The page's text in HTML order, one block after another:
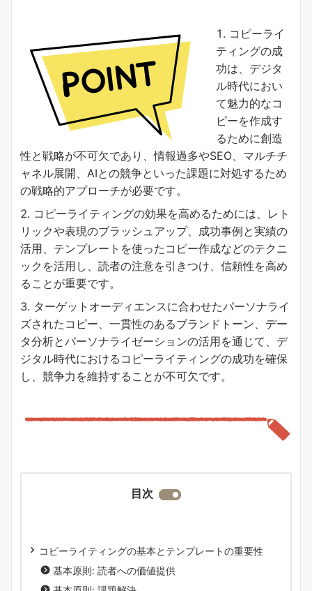
コピーライ
ティングの成
功は、デジタ
ル時代におい
て魅力的なコ
ピーを作成す
るために創造
性と戦略が不可欠であり、情報過多やSEO、マルチチ
ャネル展開、AIとの競争といった課題に対処するため
の戦略的アプローチが必要です。
コピーライティングの効果を高めるためには、レト
リックや表現のブラッシュアップ、成功事例と実績の
活用、テンプレートを使ったコピー作成などのテクニ
ックを活用し、読者の注意を引きつけ、信頼性を高め
ることが重要です。
ターゲットオーディエンスに合わせたパーソナライ
ズされたコピー、一貫性のあるブランドトーン、デー
タ分析とパーソナライゼーションの活用を通じて、デ
ジタル時代におけるコピーライティングの成功を確保
し、競争力を維持することが不可欠です。
目次
コピーライティングの基本とテンプレートの重要性
基本原則: 読者への価値提供